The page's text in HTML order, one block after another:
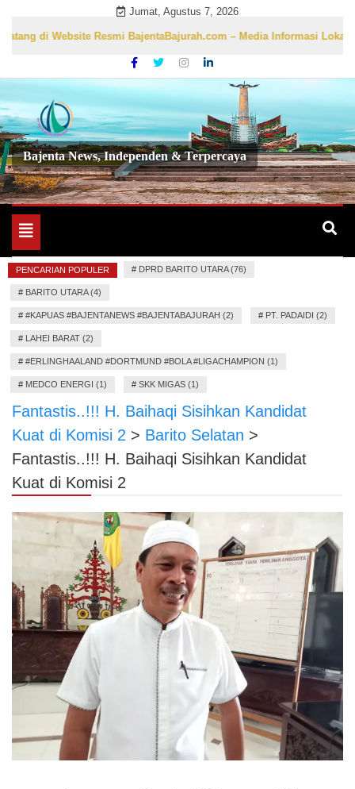
Jumat, Agustus 7, 2026
di Website Resmi BajentaBajurah.com – Media Informasi Lokal yang
Bajenta News, Independen & Terpercaya
Toggle
navigation
PENCARIAN POPULER # DPRD BARITO UTARA (76)
# BARITO UTARA (4)
# #KAPUAS #BAJENTANEWS #BAJENTABAJURAH (2) # PT. PADAIDI (2)
# LAHEI BARAT (2)
# #ERLINGHAALAND #DORTMUND #BOLA #LIGACHAMPION (1)
# MEDCO ENERGI (1) # SKK MIGAS (1)
Fantastis..!!! H. Baihaqi Sisihkan Kandidat
Kuat di Komisi 2 > Barito Selatan >
Fantastis..!!! H. Baihaqi Sisihkan Kandidat
Kuat di Komisi 2